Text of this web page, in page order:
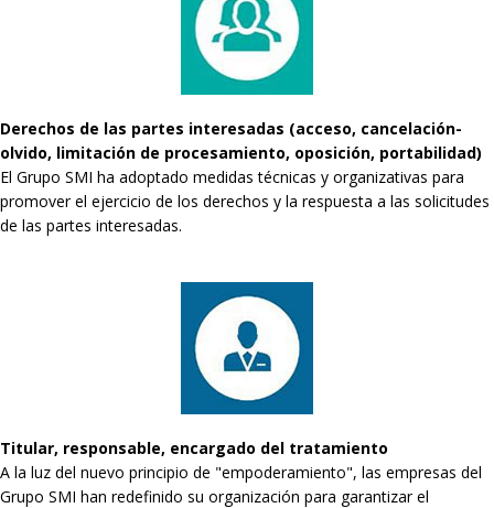
Derechos de las partes interesadas (acceso, cancelación-
olvido, limitación de procesamiento, oposición, portabilidad)
El Grupo SMI ha adoptado medidas técnicas y organizativas para
promover el ejercicio de los derechos y la respuesta a las solicitudes
de las partes interesadas.
Titular, responsable, encargado del tratamiento
A la luz del nuevo principio de "empoderamiento", las empresas del
Grupo SMI han redefinido su organización para garantizar el